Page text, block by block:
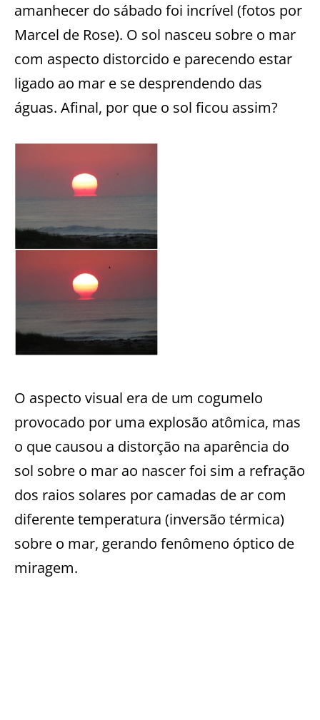
amanhecer do sábado foi incrível (fotos por
Marcel de Rose). O sol nasceu sobre o mar
com aspecto distorcido e parecendo estar
ligado ao mar e se desprendendo das
águas. Afinal, por que o sol ficou assim?
O aspecto visual era de um cogumelo
provocado por uma explosão atômica, mas
o que causou a distorção na aparência do
sol sobre o mar ao nascer foi sim a refração
dos raios solares por camadas de ar com
diferente temperatura (inversão térmica)
sobre o mar, gerando fenômeno óptico de
miragem.